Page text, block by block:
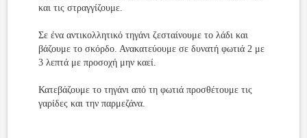
και τις στραγγίζουμε.
Σε ένα αντικολλητικό τηγάνι ζεσταίνουμε το λάδι και
βάζουμε το σκόρδο. Ανακατεύουμε σε δυνατή φωτιά 2 με
3 λεπτά με προσοχή μην καεί.
Κατεβάζουμε το τηγάνι από τη φωτιά προσθέτουμε τις
γαρίδες και την παρμεζάνα.